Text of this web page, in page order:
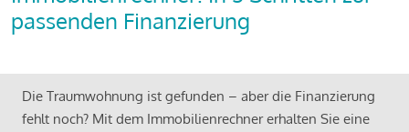
passenden Finanzierung
Die Traumwohnung ist gefunden – aber die Finanzierung
fehlt noch? Mit dem Immobilienrechner erhalten Sie eine